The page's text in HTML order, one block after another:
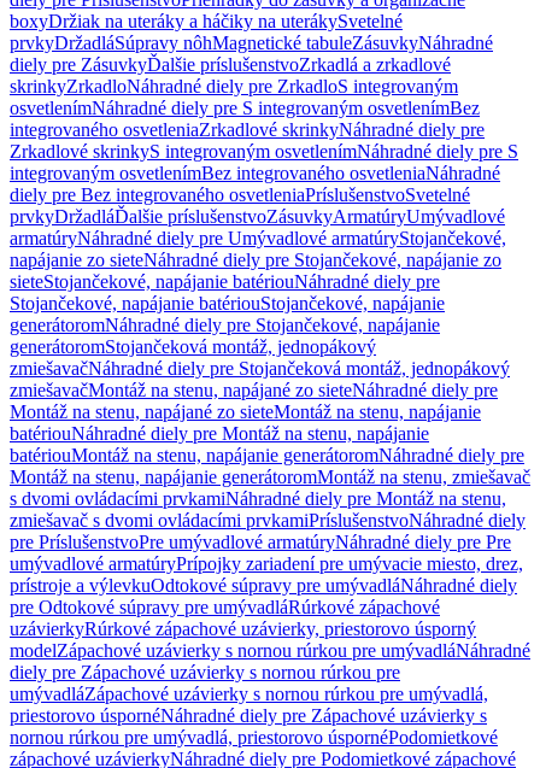
boxyDržiak na uteráky a háčiky na uterákySvetelné
prvkyDržadláSúpravy nôhMagnetické tabuleZásuvkyNáhradné
diely pre ZásuvkyĎalšie príslušenstvoZrkadlá a zrkadlové
skrinkyZrkadloNáhradné diely pre ZrkadloS integrovaným
osvetlenímNáhradné diely pre S integrovaným osvetlenímBez
integrovaného osvetleniaZrkadlové skrinkyNáhradné diely pre
Zrkadlové skrinkyS integrovaným osvetlenímNáhradné diely pre S
integrovaným osvetlenímBez integrovaného osvetleniaNáhradné
diely pre Bez integrovaného osvetleniaPríslušenstvoSvetelné
prvkyDržadláĎalšie príslušenstvoZásuvkyArmatúryUmývadlové
armatúryNáhradné diely pre Umývadlové armatúryStojančekové,
napájanie zo sieteNáhradné diely pre Stojančekové, napájanie zo
sieteStojančekové, napájanie batériouNáhradné diely pre
Stojančekové, napájanie batériouStojančekové, napájanie
generátoromNáhradné diely pre Stojančekové, napájanie
generátoromStojančeková montáž, jednopákový
zmiešavačNáhradné diely pre Stojančeková montáž, jednopákový
zmiešavačMontáž na stenu, napájané zo sieteNáhradné diely pre
Montáž na stenu, napájané zo sieteMontáž na stenu, napájanie
batériouNáhradné diely pre Montáž na stenu, napájanie
batériouMontáž na stenu, napájanie generátoromNáhradné diely pre
Montáž na stenu, napájanie generátoromMontáž na stenu, zmiešavač
s dvomi ovládacími prvkamiNáhradné diely pre Montáž na stenu,
zmiešavač s dvomi ovládacími prvkamiPríslušenstvoNáhradné diely
pre PríslušenstvoPre umývadlové armatúryNáhradné diely pre Pre
umývadlové armatúryPrípojky zariadení pre umývacie miesto, drez,
prístroje a výlevkuOdtokové súpravy pre umývadláNáhradné diely
pre Odtokové súpravy pre umývadláRúrkové zápachové
uzávierkyRúrkové zápachové uzávierky, priestorovo úsporný
modelZápachové uzávierky s nornou rúrkou pre umývadláNáhradné
diely pre Zápachové uzávierky s nornou rúrkou pre
umývadláZápachové uzávierky s nornou rúrkou pre umývadlá,
priestorovo úspornéNáhradné diely pre Zápachové uzávierky s
nornou rúrkou pre umývadlá, priestorovo úspornéPodomietkové
zápachové uzávierkyNáhradné diely pre Podomietkové zápachové